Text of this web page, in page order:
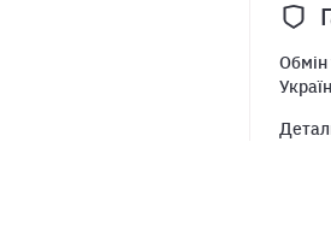
Обмін